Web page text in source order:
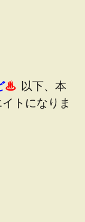
♨ 以下、本
トになりま